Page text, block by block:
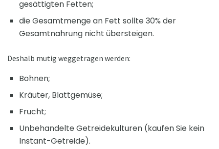
gesättigten Fetten;
die Gesamtmenge an Fett sollte 30% der
Gesamtnahrung nicht übersteigen.
Deshalb mutig weggetragen werden:
Bohnen;
Kräuter, Blattgemüse;
Frucht;
Unbehandelte Getreidekulturen (kaufen Sie kein
Instant-Getreide).